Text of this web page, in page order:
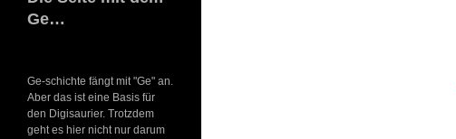
Ge…
Ge-schichte fängt mit "Ge" an.
Aber das ist eine Basis für
den Digisaurier. Trotzdem
geht es hier nicht nur darum